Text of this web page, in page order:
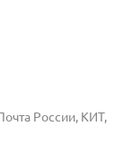
России, КИТ,